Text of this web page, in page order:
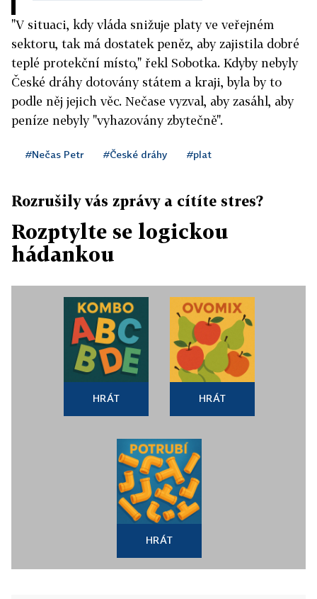
"V situaci, kdy vláda snižuje platy ve veřejném
sektoru, tak má dostatek peněz, aby zajistila dobré
teplé protekční místo," řekl Sobotka. Kdyby nebyly
České dráhy dotovány státem a kraji, byla by to
podle něj jejich věc. Nečase vyzval, aby zasáhl, aby
peníze nebyly "vyhazovány zbytečně".
#Nečas Petr #České dráhy #plat
Rozrušily vás zprávy a cítíte stres?
Rozptylte se logickou
hádankou
HRÁT HRÁT
HRÁT